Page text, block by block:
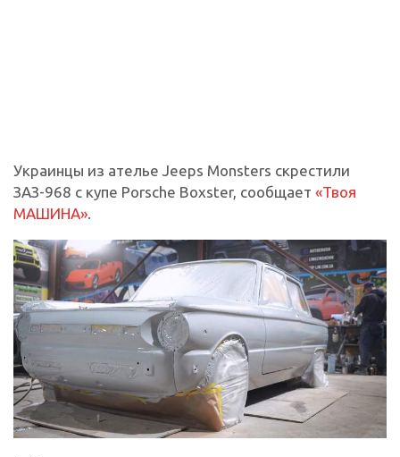
Украинцы из ателье Jeeps Monsters скрестили
ЗАЗ-968 с купе Porsche Boxster, сообщает «Твоя
МАШИНА».